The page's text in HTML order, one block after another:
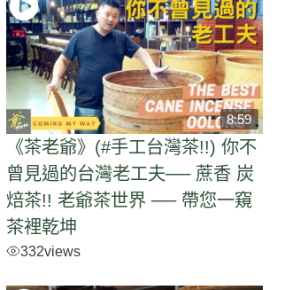
8:59
《茶老爺》(#手工台灣茶!!) 你不
曾見過的台灣老工夫── 蔗香 炭
焙茶!! 老爺茶世界 ── 帶您一窺
茶裡乾坤
332views